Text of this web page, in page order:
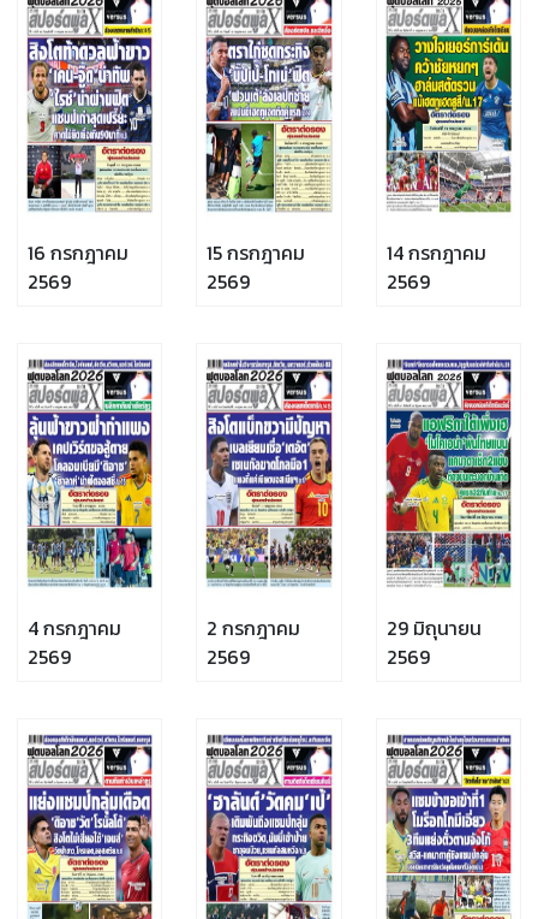
16 กรกฎาคม
2569
15 กรกฎาคม
2569
14 กรกฎาคม
2569
4 กรกฎาคม
2569
2 กรกฎาคม
2569
29 มิถุนายน
2569